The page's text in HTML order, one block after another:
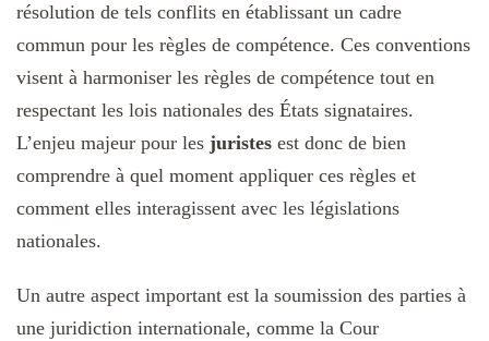
résolution de tels conflits en établissant un cadre
commun pour les règles de compétence. Ces conventions
visent à harmoniser les règles de compétence tout en
respectant les lois nationales des États signataires.
L’enjeu majeur pour les juristes est donc de bien
comprendre à quel moment appliquer ces règles et
comment elles interagissent avec les législations
nationales.
Un autre aspect important est la soumission des parties à
une juridiction internationale, comme la Cour